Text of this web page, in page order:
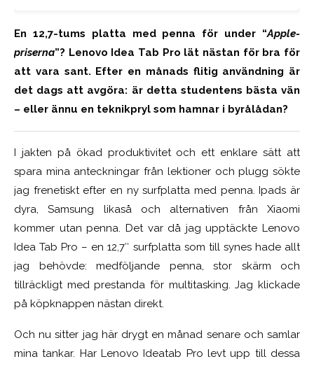
En 12,7-tums platta med penna för under “Apple-
priserna”? Lenovo Idea Tab Pro lät nästan för bra för
att vara sant. Efter en månads flitig användning är
det dags att avgöra: är detta studentens bästa vän
– eller ännu en teknikpryl som hamnar i byrålådan?
I jakten på ökad produktivitet och ett enklare sätt att
spara mina anteckningar från lektioner och plugg sökte
jag frenetiskt efter en ny surfplatta med penna. Ipads är
dyra, Samsung likaså och alternativen från Xiaomi
kommer utan penna. Det var då jag upptäckte Lenovo
Idea Tab Pro – en 12,7″ surfplatta som till synes hade allt
jag behövde: medföljande penna, stor skärm och
tillräckligt med prestanda för multitasking. Jag klickade
på köpknappen nästan direkt.
Och nu sitter jag här drygt en månad senare och samlar
mina tankar. Har Lenovo Ideatab Pro levt upp till dessa